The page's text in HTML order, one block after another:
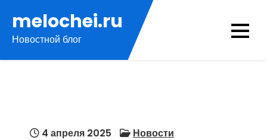
содержимому
melochei.ru
Новостной блог
4 апреля 2025 Новости